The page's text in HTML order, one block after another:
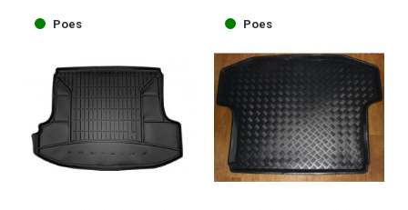
Poes Poes